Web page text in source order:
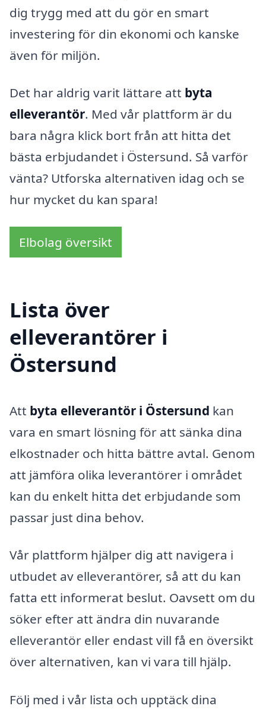
dig trygg med att du gör en smart
investering för din ekonomi och kanske
även för miljön.
Det har aldrig varit lättare att byta
elleverantör. Med vår plattform är du
bara några klick bort från att hitta det
bästa erbjudandet i Östersund. Så varför
vänta? Utforska alternativen idag och se
hur mycket du kan spara!
Elbolag översikt
Lista över
elleverantörer i
Östersund
Att byta elleverantör i Östersund kan
vara en smart lösning för att sänka dina
elkostnader och hitta bättre avtal. Genom
att jämföra olika leverantörer i området
kan du enkelt hitta det erbjudande som
passar just dina behov.
Vår plattform hjälper dig att navigera i
utbudet av elleverantörer, så att du kan
fatta ett informerat beslut. Oavsett om du
söker efter att ändra din nuvarande
elleverantör eller endast vill få en översikt
över alternativen, kan vi vara till hjälp.
Följ med i vår lista och upptäck dina